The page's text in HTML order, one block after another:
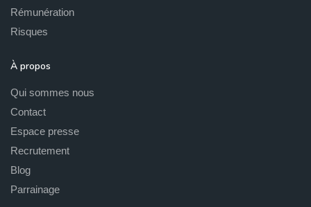
Rémunération
Risques
À propos
Qui sommes nous
Contact
Espace presse
Recrutement
Blog
Parrainage